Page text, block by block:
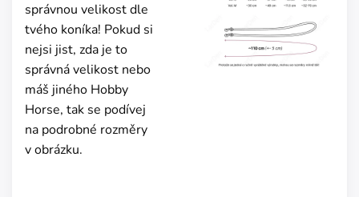
správnou velikost dle
tvého koníka! Pokud si
nejsi jist, zda je to
správná velikost nebo
máš jiného Hobby
Horse, tak se podívej
na podrobné rozměry
v obrázku.